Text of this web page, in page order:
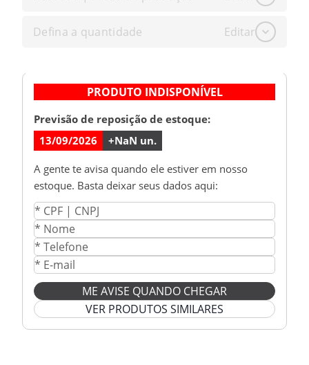
Defina a quantidade Editar
PRODUTO INDISPONÍVEL
Previsão de reposição de estoque:
13/09/2026
+NaN un.
A gente te avisa quando ele estiver em nosso
estoque. Basta deixar seus dados aqui:
ME AVISE QUANDO CHEGAR
VER PRODUTOS SIMILARES